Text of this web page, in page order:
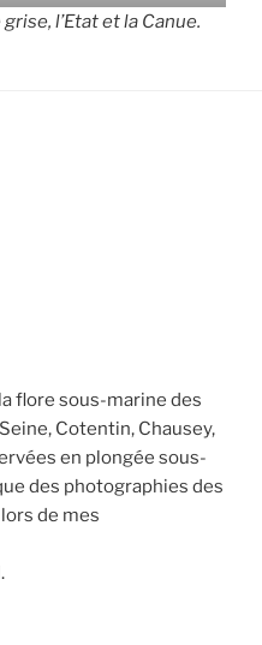
l’Etat et la Canue.
flore sous-marine des
Cotentin, Chausey,
en plongée sous-
des photographies des
de mes